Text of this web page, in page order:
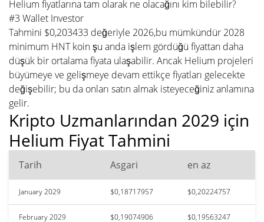
Helium fiyatlarına tam olarak ne olacağını kim bilebilir?
#3 Wallet Investor
Tahmini $0,203433 değeriyle 2026,bu mümkündür 2028
minimum HNT koin şu anda işlem gördüğü fiyattan daha
düşük bir ortalama fiyata ulaşabilir. Ancak Helium projeleri
büyümeye ve gelişmeye devam ettikçe fiyatları gelecekte
değişebilir; bu da onları satın almak isteyeceğiniz anlamına
gelir.
Kripto Uzmanlarından 2029 için
Helium Fiyat Tahmini
Tarih Asgari en az
January 2029 $0,18717957 $0,20224757
February 2029 $0,19074906 $0,19563247